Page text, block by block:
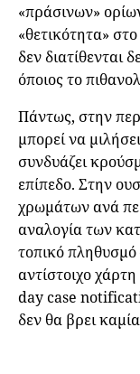
«πράσινων»
«θετικότητα»
δεν διατίθενται
όποιος το
Πάντως, στην
μπορεί να
συνδυάζει
επίπεδο. Στην
χρωμάτων ανά
αναλογία των
τοπικό πληθυσμό
αντίστοιχο
day case
δεν θα βρει